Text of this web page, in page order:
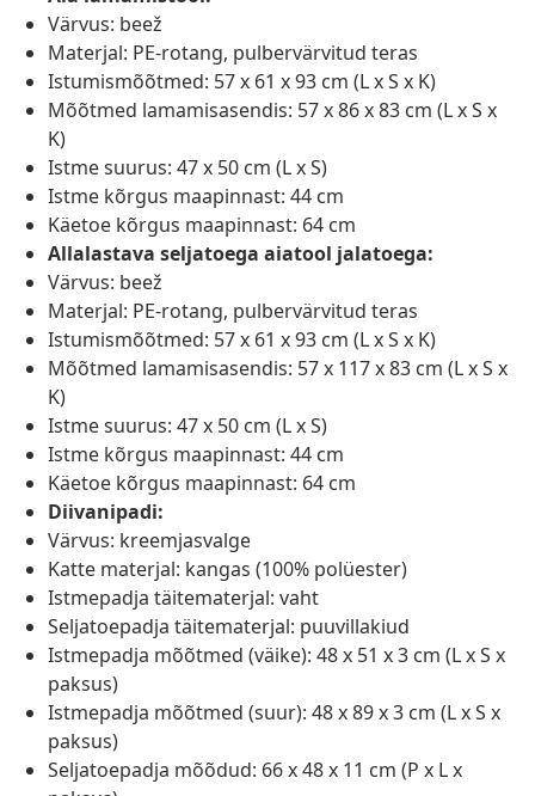
Värvus: beež
Materjal: PE-rotang, pulbervärvitud teras
Istumismõõtmed: 57 x 61 x 93 cm (L x S x K)
Mõõtmed lamamisasendis: 57 x 86 x 83 cm (L x S x
K)
Istme suurus: 47 x 50 cm (L x S)
Istme kõrgus maapinnast: 44 cm
Käetoe kõrgus maapinnast: 64 cm
Allalastava seljatoega aiatool jalatoega:
Värvus: beež
Materjal: PE-rotang, pulbervärvitud teras
Istumismõõtmed: 57 x 61 x 93 cm (L x S x K)
Mõõtmed lamamisasendis: 57 x 117 x 83 cm (L x S x
K)
Istme suurus: 47 x 50 cm (L x S)
Istme kõrgus maapinnast: 44 cm
Käetoe kõrgus maapinnast: 64 cm
Diivanipadi:
Värvus: kreemjasvalge
Katte materjal: kangas (100% polüester)
Istmepadja täitematerjal: vaht
Seljatoepadja täitematerjal: puuvillakiud
Istmepadja mõõtmed (väike): 48 x 51 x 3 cm (L x S x
paksus)
Istmepadja mõõtmed (suur): 48 x 89 x 3 cm (L x S x
paksus)
Seljatoepadja mõõdud: 66 x 48 x 11 cm (P x L x